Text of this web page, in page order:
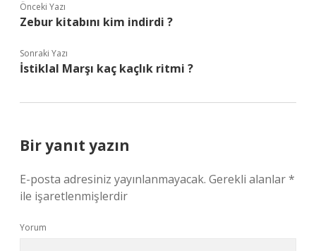
Önceki Yazı
Zebur kitabını kim indirdi ?
Sonraki Yazı
İstiklal Marşı kaç kaçlık ritmi ?
Bir yanıt yazın
E-posta adresiniz yayınlanmayacak. Gerekli alanlar*
ile işaretlenmişlerdir
Yorum